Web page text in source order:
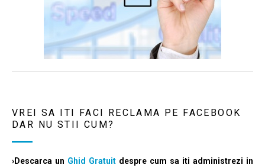
VREI SA ITI FACI RECLAMA PE FACEBOOK
DAR NU STII CUM?
›Descarca un Ghid Gratuit despre cum sa iti administrezi in